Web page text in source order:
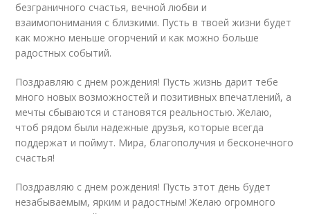
безграничного счастья, вечной любви и
взаимопонимания с близкими. Пусть в твоей жизни будет
как можно меньше огорчений и как можно больше
радостных событий.
Поздравляю с днем рождения! Пусть жизнь дарит тебе
много новых возможностей и позитивных впечатлений, а
мечты сбываются и становятся реальностью. Желаю,
чтоб рядом были надежные друзья, которые всегда
поддержат и поймут. Мира, благополучия и бесконечного
счастья!
Поздравляю с днем рождения! Пусть этот день будет
незабываемым, ярким и радостным! Желаю огромного